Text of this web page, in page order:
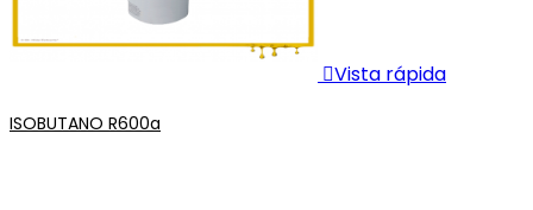
Vista rápida
ISOBUTANO R600a